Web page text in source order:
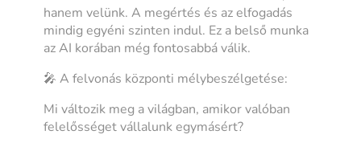
hanem velünk. A megértés és az elfogadás
mindig egyéni szinten indul. Ez a belső munka
az AI korában még fontosabbá válik.
🎤 A felvonás központi mélybeszélgetése:
Mi változik meg a világban, amikor valóban
felelősséget vállalunk egymásért?